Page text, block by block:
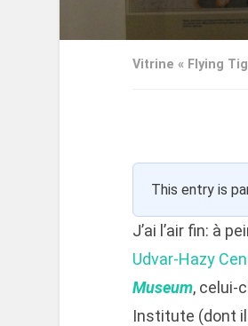
Vitrine « Flying
This entry is
J’ai l’air fin: à
Udvar-Hazy
Museum, celui-
Institute (dont il